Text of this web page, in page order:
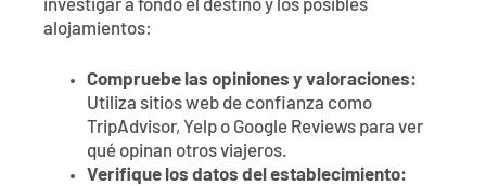
investigar a fondo el destino y los posibles
alojamientos:
Compruebe las opiniones y valoraciones:
Utiliza sitios web de confianza como
TripAdvisor, Yelp o Google Reviews para ver
qué opinan otros viajeros.
Verifique los datos del establecimiento: